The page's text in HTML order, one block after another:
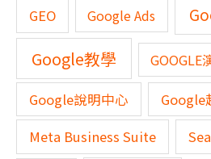
GEO Google Ads
Google教學 GOOGLE
Google說明中心 Google
Meta Business Suite